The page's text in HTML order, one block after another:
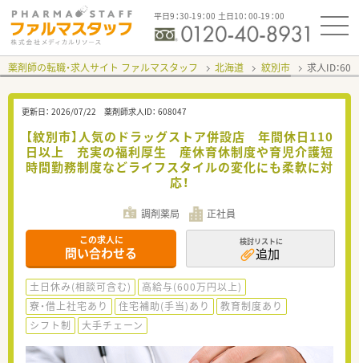
平日9：30-19：00 土日10：00-19：00
薬剤師の転職・求人サイト ファルマスタッフ 北海道 紋別市 求人ID：
更新日： 2026/07/22 薬剤師求人ID： 608047
【紋別市】人気のドラッグストア併設店 年間休日110
日以上 充実の福利厚生 産休育休制度や育児介護短
時間勤務制度などライフスタイルの変化にも柔軟に対
応！
調剤薬局 正社員
この求人に
問い合わせる
検討リストに
追加
土日休み(相談可含む)
高給与(600万円以上)
寮・借上社宅あり
住宅補助(手当)あり
教育制度あり
シフト制
大手チェーン